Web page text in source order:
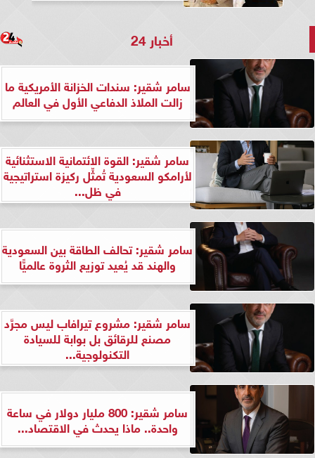
أخبار 24
سامر شقير: سندات الخزانة الأمريكية ما
زالت الملاذ الدفاعي الأول في العالم
سامر شقير: القوة الائتمانية الاستثنائية
لأرامكو السعودية تُمثِّل ركيزة استراتيجية
في ظل...
سامر شقير: تحالف الطاقة بين السعودية
والهند قد يُعيد توزيع الثروة عالميًّا
سامر شقير: مشروع تيرافاب ليس مجرَّد
مصنع للرقائق بل بوابة للسيادة
التكنولوجية...
سامر شقير: 800 مليار دولار في ساعة
واحدة.. ماذا يحدث في الاقتصاد...